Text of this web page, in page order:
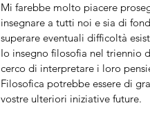
Mi farebbe molto piacere
insegnare a tutti noi e sia di
superare eventuali difficoltà
Io insegno filosofia nel triennio
cerco di interpretare i loro
Filosofica potrebbe essere di
vostre ulteriori iniziative future.